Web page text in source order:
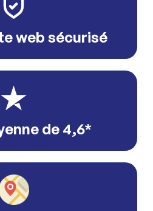
web sécurisé
de 4,6*